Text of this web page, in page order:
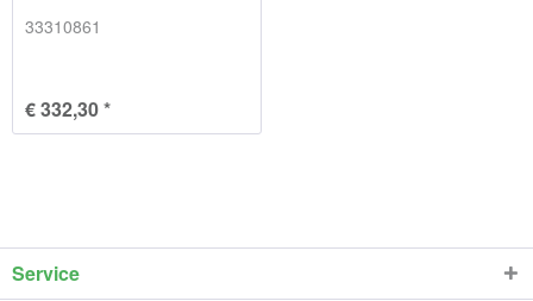
33310861
€ 332,30 *
Service